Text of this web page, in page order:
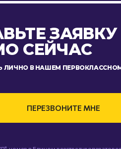
ЗАЯВКУ
СЕЙЧАС
ЛИЧНО В НАШЕМ
ПЕРЕЗВОНИТЕ МНЕ